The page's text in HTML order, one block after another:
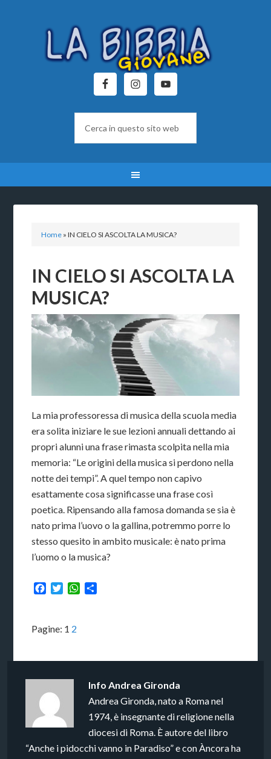
Home »IN CIELO SI ASCOLTA LA MUSICA?
IN CIELO SI ASCOLTA LA
MUSICA?
La mia professoressa di musica della scuola media
era solita iniziare le sue lezioni annuali dettando ai
propri alunni una frase rimasta scolpita nella mia
memoria: “Le origini della musica si perdono nella
notte dei tempi”. A quel tempo non capivo
esattamente cosa significasse una frase così
poetica. Ripensando alla famosa domanda se sia è
nato prima l’uovo o la gallina, potremmo porre lo
stesso quesito in ambito musicale: è nato prima
l’uomo o la musica?
Facebook
TwitterWhatsApp
Pagine: 1 2
Info Andrea Gironda
Andrea Gironda, nato a Roma nel
1974, è insegnante di religione nella
diocesi di Roma. È autore del libro
“Anche i pidocchi vanno in Paradiso” e con Àncora ha